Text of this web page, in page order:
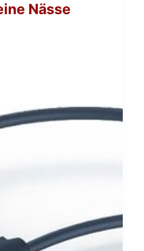
Nässe